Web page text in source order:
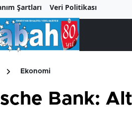
Şartları Veri Politikası
Ekonomi
Bank: